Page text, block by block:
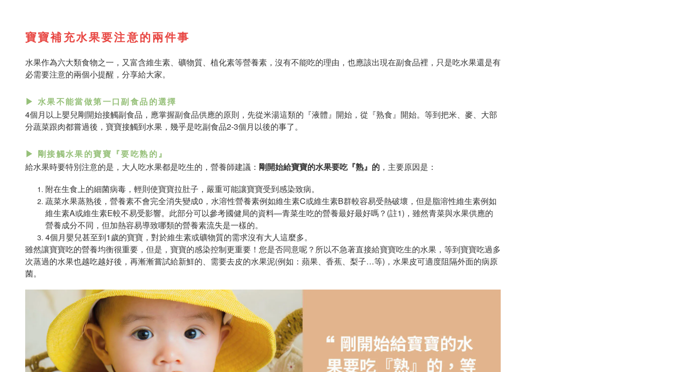
寶寶補充水果要注意的兩件事
水果作為六大類食物之一，又富含維生素、礦物質、植化素等營養素，沒有不能吃的理由，也應該出現在副食品裡，只是吃水果還是有
必需要注意的兩個小提醒，分享給大家。
▶ 水果不能當做第一口副食品的選擇
4個月以上嬰兒剛開始接觸副食品，應掌握副食品供應的原則，先從米湯這類的『液體』開始，從『熟食』開始。等到把米、麥、大部
分蔬菜跟肉都嘗過後，寶寶接觸到水果，幾乎是吃副食品2-3個月以後的事了。
▶ 剛接觸水果的寶寶『要吃熟的』
給水果時要特別注意的是，大人吃水果都是吃生的，營養師建議： 剛開始給寶寶的水果要吃『熟』的 ，主要原因是：
附在生食上的細菌病毒，輕則使寶寶拉肚子，嚴重可能讓寶寶受到感染致病。
蔬菜水果蒸熟後，營養素不會完全消失變成0，水溶性營養素例如維生素C或維生素B群較容易受熱破壞，但是脂溶性維生素例如
維生素A或維生素E較不易受影響。此部分可以參考國健局的資料—青菜生吃的營養最好最好嗎？(註1)，雖然青菜與水果供應的
營養成分不同，但加熱容易導致哪類的營養素流失是一樣的。
4個月嬰兒甚至到1歲的寶寶，對於維生素或礦物質的需求沒有大人這麼多。
雖然讓寶寶吃的營養均衡很重要，但是，寶寶的感染控制更重要！您是否同意呢？所以不急著直接給寶寶吃生的水果，等到寶寶吃過多
次蒸過的水果也越吃越好後，再漸漸嘗試給新鮮的、需要去皮的水果泥(例如：蘋果、香蕉、梨子…等)，水果皮可適度阻隔外面的病原
菌。